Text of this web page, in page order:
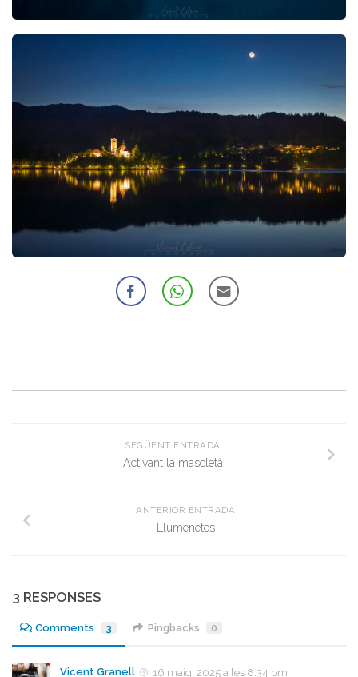
SEGÜENT ENTRADA
Activant la mascletà
ANTERIOR ENTRADA
Llumenetes
3 RESPONSES
Comments 3 Pingbacks 0
Vicent Granell
16 maig, 2025 a les 8:34 pm